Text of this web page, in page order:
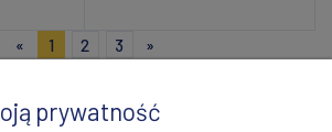
«
1 2 3 »
prywatność